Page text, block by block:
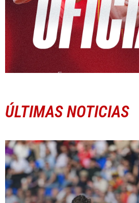
ÚLTIMAS NOTICIAS